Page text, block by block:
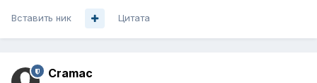
Вставить ник Цитата
Cramac